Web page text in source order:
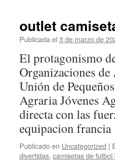
outlet
Publicada el 3 de marzo de
El protagonismo
Organizaciones
Unión de
Agraria Jóvenes
directa con las
equipacion
Publicado en Uncategorized |
divertidas, camisetas de futbol